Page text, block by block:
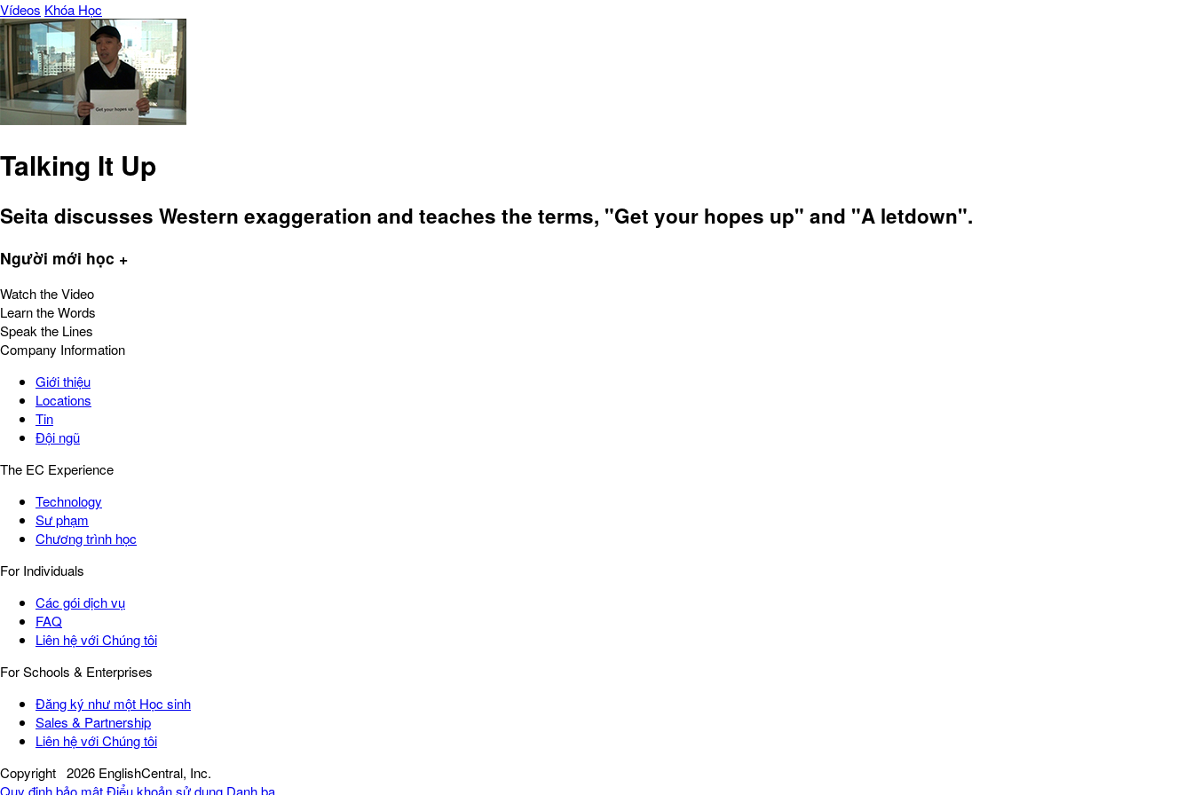
Vídeos Khóa Học
Talking It Up
Seita discusses Western exaggeration and teaches the terms, "Get your hopes up" and "A letdown".
Người mới học +
Watch the Video
Learn the Words
Speak the Lines
Company Information
Giới thiệu
Locations
Tin
Đội ngũ
The EC Experience
Technology
Sư phạm
Chương trình học
For Individuals
Các gói dịch vụ
FAQ
Liên hệ với Chúng tôi
For Schools & Enterprises
Đăng ký như một Học sinh
Sales & Partnership
Liên hệ với Chúng tôi
Copyright 2026 EnglishCentral, Inc.